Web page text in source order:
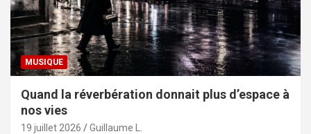
MUSIQUE
Quand la réverbération donnait plus d’espace à
nos vies
19 juillet 2026 Guillaume L.